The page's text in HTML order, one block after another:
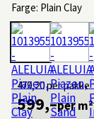
Farge: Plain Clay
479,20per pakke
599,–per m²